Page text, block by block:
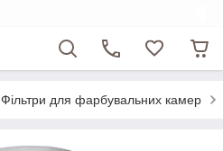
Фільтри для фарбувальних камер